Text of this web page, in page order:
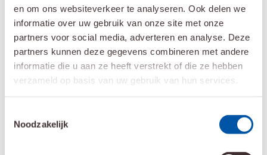
en om ons websiteverkeer te analyseren. Ook delen we
informatie over uw gebruik van onze site met onze
partners voor social media, adverteren en analyse. Deze
partners kunnen deze gegevens combineren met andere
informatie die u aan ze heeft verstrekt of die ze hebben
verzameld op basis van uw gebruik van hun services.
Noodzakelijk
De verwendag laat de kinderen even hun zorgen vergeten
en gezellig spelen met leeftijdsgenootjes. Daarnaast zien
de kinderen deze dag ook dat zij niet alleen zijn. Er zijn
meer kinderen die in dezelfde situatie zitten als zij. Veel
gezinnen kijken uit naar deze jaarlijkse dag.
verwendag?Lees dan hier verder